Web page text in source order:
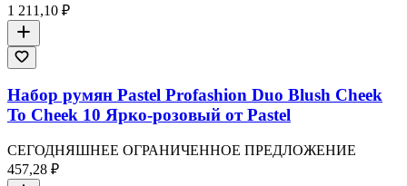
1 211,10 ₽
Набор румян Pastel Profashion Duo Blush Cheek
To Cheek 10 Ярко-розовый от Pastel
СЕГОДНЯШНЕЕ ОГРАНИЧЕННОЕ ПРЕДЛОЖЕНИЕ
457,28 ₽